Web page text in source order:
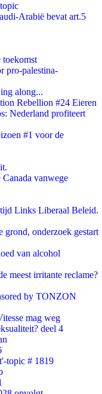
Arabië bevat art.5
toekomst
pro-palestina-
along...
Rebellion #24 Eieren
Nederland profiteert
#1 voor de
vanwege
Links Liberaal Beleid.
onderzoek gestart
van alcohol
meest irritante reclame?
by TONZON
mag weg
deel 4
topic # 1819